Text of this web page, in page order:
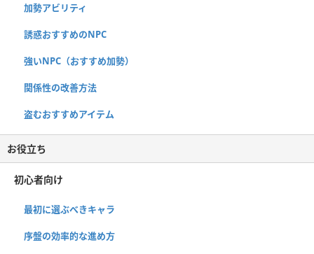
加勢アビリティ
誘惑おすすめのNPC
強いNPC（おすすめ加勢）
関係性の改善方法
盗むおすすめアイテム
お役立ち
初心者向け
最初に選ぶべきキャラ
序盤の効率的な進め方